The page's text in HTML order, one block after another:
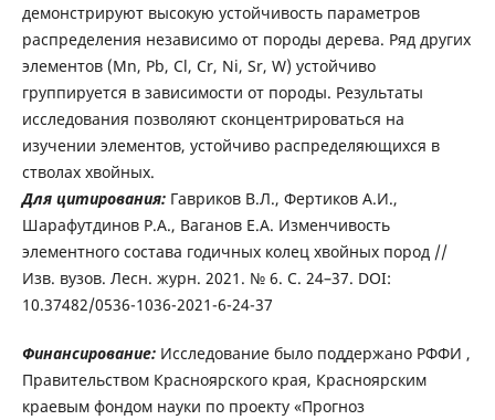
демонстрируют высокую устойчивость параметров
распределения независимо от породы дерева. Ряд других
элементов (Mn, Pb, Cl, Cr, Ni, Sr, W) устойчиво
группируется в зависимости от породы. Результаты
исследования позволяют сконцентрироваться на
изучении элементов, устойчиво распределяющихся в
стволах хвойных.
Для цитирования:Гавриков В.Л., Фертиков А.И.,
Шарафутдинов Р.А., Ваганов Е.А. Изменчивость
элементного состава годичных колец хвойных пород //
Изв. вузов. Лесн. журн. 2021. № 6. С. 24–37. DOI:
10.37482/0536-1036-2021-6-24-37
Финансирование:Исследование было поддержано РФФИ ,
Правительством Красноярского края, Красноярским
краевым фондом науки по проекту «Прогноз